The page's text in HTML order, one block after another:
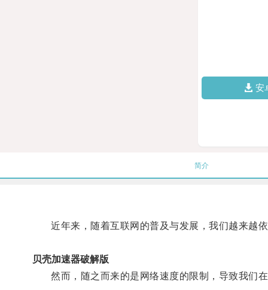
安
简介
近年来，随着互联网的普及与发展，我们越来越依
贝壳加速器破解版
然而，随之而来的是网络速度的限制，导致我们在